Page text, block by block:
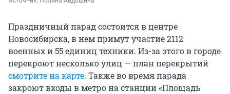
Праздничный парад состоится в центре
Новосибирска, в нем примут участие 2112
военных и 55 единиц техники. Из-за этого в городе
перекроют несколько улиц — план перекрытий
смотрите на карте. Также во время парада
закроют входы в метро на станции «Площадь